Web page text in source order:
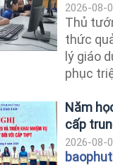
2026-08-
Thủ
thức
lý giáo
phục
Năm
cấp
2026-08-